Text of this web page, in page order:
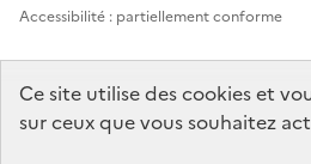
Ce site utilise des cookies et
sur ceux que vous souhaitez
Accessibilité : partiellement conforme
les contenus de ce site sont proposés sous